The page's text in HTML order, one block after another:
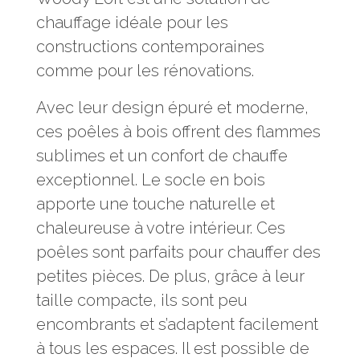
chauffage idéale pour les
constructions contemporaines
comme pour les rénovations.
Avec leur design épuré et moderne,
ces poêles à bois offrent des flammes
sublimes et un confort de chauffe
exceptionnel. Le socle en bois
apporte une touche naturelle et
chaleureuse à votre intérieur. Ces
poêles sont parfaits pour chauffer des
petites pièces. De plus, grâce à leur
taille compacte, ils sont peu
encombrants et s’adaptent facilement
à tous les espaces. Il est possible de